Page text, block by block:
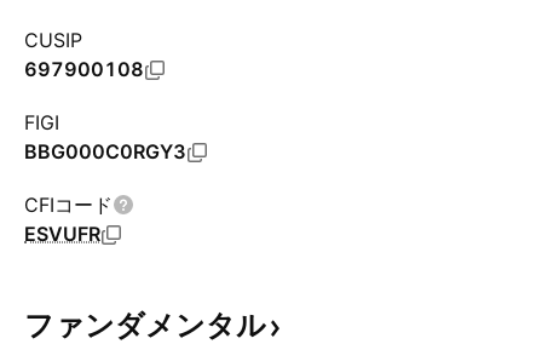
CUSIP
697900108
FIGI
BBG000C0RGY3
CFIコード
ESVUFR
ファンダメンタル